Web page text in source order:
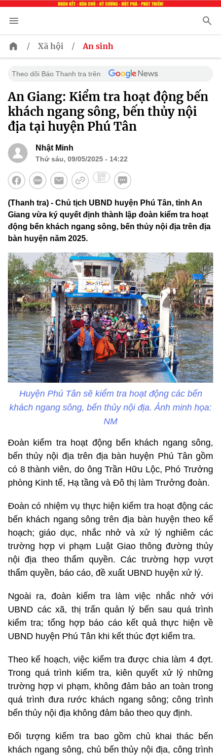
/ Xã hội / An sinh
Theo dõi Báo Thanh tra trên
An Giang: Kiểm tra hoạt động bến
khách ngang sông, bến thủy nội
địa tại huyện Phú Tân
Nhật Minh
Thứ sáu, 09/05/2025 - 14:22
(Thanh tra) - Chủ tịch UBND huyện Phú Tân, tỉnh An
Giang vừa ký quyết định thành lập đoàn kiểm tra hoạt
động bến khách ngang sông, bến thủy nội địa trên địa
bàn huyện năm 2025.
Huyện Phú Tân sẽ kiểm tra hoạt động các bến
khách ngang sông, bến thủy nội địa. Ảnh minh họa:
NM
Đoàn kiểm tra hoạt động bến khách ngang sông,
bến thủy nội địa trên địa bàn huyện Phú Tân gồm
có 8 thành viên, do ông Trần Hữu Lộc, Phó Trưởng
phòng Kinh tế, Hạ tầng và Đô thị làm Trưởng đoàn.
Đoàn có nhiệm vụ thực hiện kiểm tra hoạt động các
bến khách ngang sông trên địa bàn huyện theo kế
hoạch; giáo dục, nhắc nhở và xử lý nghiêm các
trường hợp vi phạm Luật Giao thông đường thủy
nội địa theo thẩm quyền. Các trường hợp vượt
thẩm quyền, báo cáo, đề xuất UBND huyện xử lý.
Ngoài ra, đoàn kiểm tra làm việc nhắc nhở với
UBND các xã, thị trấn quản lý bến sau quá trình
kiểm tra; tổng hợp báo cáo kết quả thực hiện về
UBND huyện Phú Tân khi kết thúc đợt kiểm tra.
Theo kế hoạch, việc kiểm tra được chia làm 4 đợt.
Trong quá trình kiểm tra, kiên quyết xử lý những
trường hợp vi phạm, không đảm bảo an toàn trong
quá trình đưa rước khách ngang sông; công trình
bến thủy nội địa không đảm bảo theo quy định.
Đối tượng kiểm tra bao gồm chủ khai thác bến
khách ngang sông, chủ bến thủy nội địa, công trình